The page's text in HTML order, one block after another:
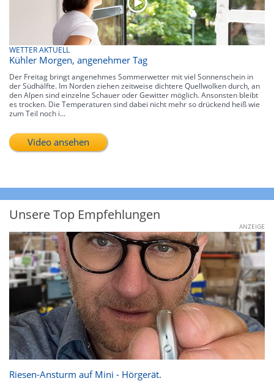
WETTER AKTUELL
Kühler Morgen, angenehmer Tag
Der Freitag bringt angenehmes Sommerwetter mit viel Sonnenschein in
der Südhälfte. Im Norden ziehen zeitweise dichtere Quellwolken durch, an
den Alpen sind einzelne Schauer oder Gewitter möglich. Ansonsten bleibt
es trocken. Die Temperaturen sind dabei nicht mehr so drückend heiß wie
zum Teil noch i...
Video ansehen
Unsere Top Empfehlungen
ANZEIGE
Riesen-Ansturm auf Mini - Hörgerät.